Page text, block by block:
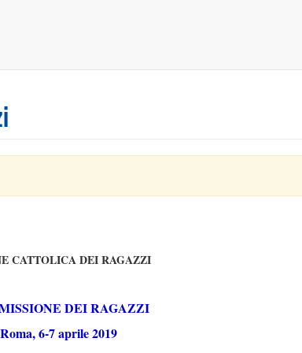
CATTOLICA DEI RAGAZZI
DEI RAGAZZI
Roma, 6-7 aprile 2019